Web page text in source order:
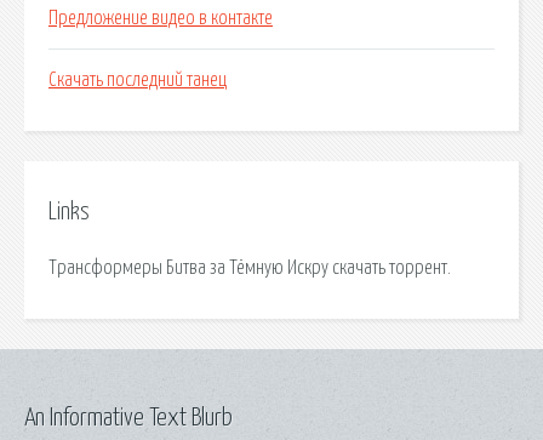
Предложение видео в контакте
Скачать последний танец
Links
Трансформеры Битва за Тёмную Искру скачать торрент.
An Informative Text Blurb